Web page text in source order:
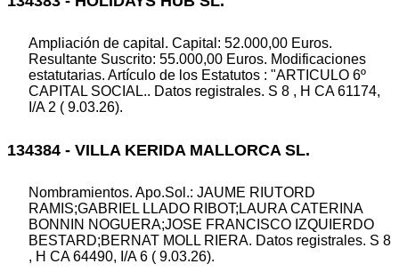
Ampliación de capital. Capital: 52.000,00 Euros.
Resultante Suscrito: 55.000,00 Euros. Modificaciones
estatutarias. Artículo de los Estatutos : "ARTICULO 6º
CAPITAL SOCIAL.. Datos registrales. S 8 , H CA 61174,
I/A 2 ( 9.03.26).
134384 - VILLA KERIDA MALLORCA SL.
Nombramientos. Apo.Sol.: JAUME RIUTORD
RAMIS;GABRIEL LLADO RIBOT;LAURA CATERINA
BONNIN NOGUERA;JOSE FRANCISCO IZQUIERDO
BESTARD;BERNAT MOLL RIERA. Datos registrales. S 8
, H CA 64490, I/A 6 ( 9.03.26).